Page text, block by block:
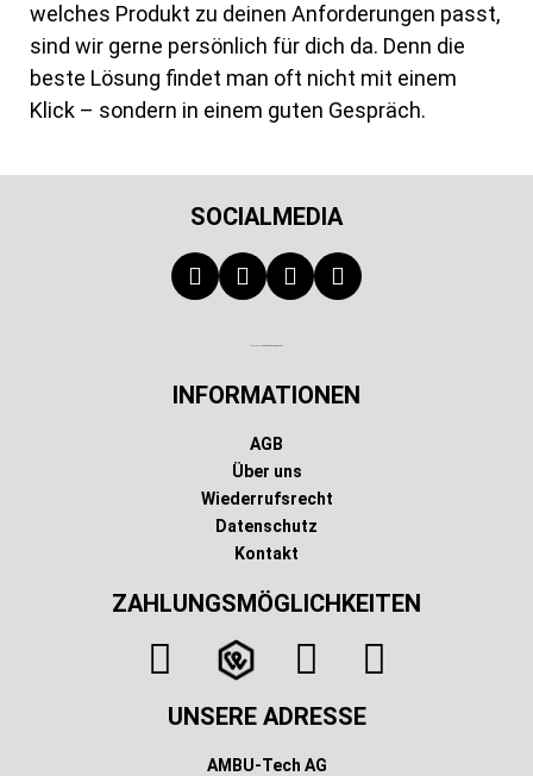
welches Produkt zu deinen Anforderungen passt,
sind wir gerne persönlich für dich da. Denn die
beste Lösung findet man oft nicht mit einem
Klick – sondern in einem guten Gespräch.
SOCIALMEDIA
INFORMATIONEN
AGB
Über uns
Wiederrufsrecht
Datenschutz
Kontakt
ZAHLUNGSMÖGLICHKEITEN
UNSERE ADRESSE
AMBU-Tech AG